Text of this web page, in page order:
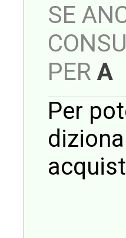
SE
PER A
Per